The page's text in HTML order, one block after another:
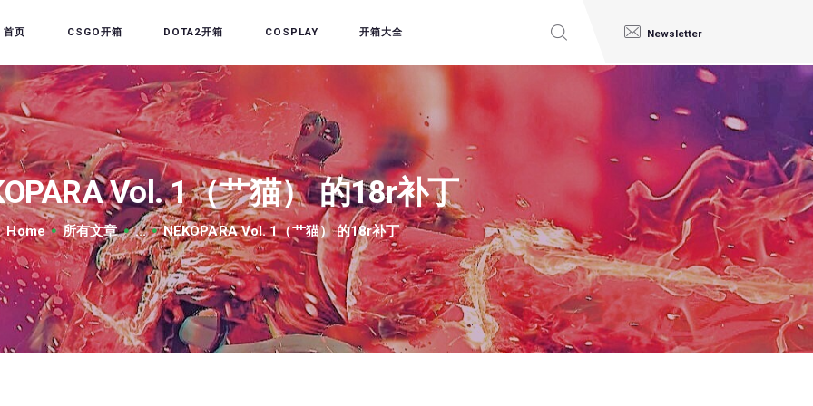
首页 CSGO开箱 DOTA2开箱 COSPLAY 开箱大全 Newsletter
Vol. 1（艹猫） 的18r补丁
Home 所有文章 ... NEKOPARA Vol. 1（艹猫） 的18r补丁
CSGO开箱
DOTA2开箱
开箱教程
CSGO/DOTA2/绝地求生
第三方开箱
COSPLAY
CSGO音乐盒
CSGO手套